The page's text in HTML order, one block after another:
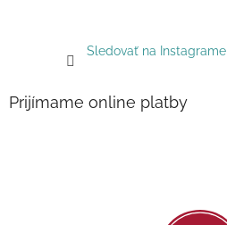
Sledovať na Instagrame
Prijímame online platby